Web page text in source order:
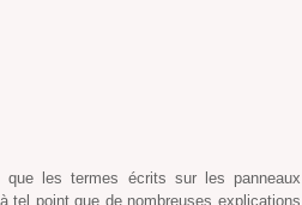
que les termes écrits sur les panneaux
tel point que de nombreuses explications